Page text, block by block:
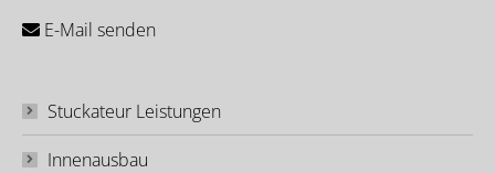
E-Mail senden
Stuckateur Leistungen
Innenausbau